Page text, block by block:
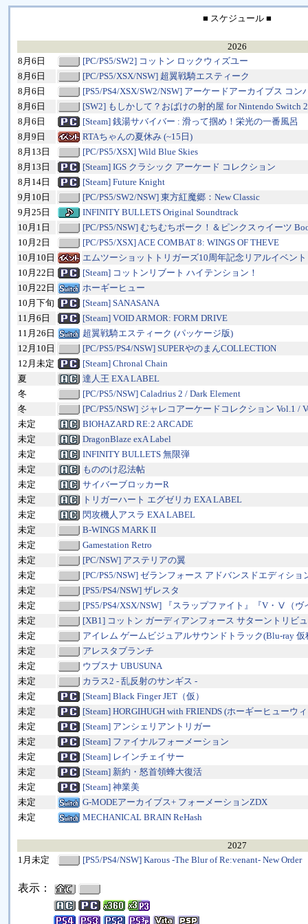
■ スケジュール ■
2026
8月6日
[PC/PS5/SW2] コットン ロックウィズユー
8月6日
[PC/PS5/XSX/NSW] 超翼戦騎エスティーク
8月6日
[PS5/PS4/XSX/SW2/NSW] アーケードアーカイブス コン
8月6日
[SW2] もしかして？おばけの射的屋 for Nintendo Switch 2
8月6日
[Steam] 銭湯サバイバー : 滑って掴め！栄光の一番風呂
8月9日
RTAちゃんの夏休み (~15日)
8月13日
[PC/PS5/XSX] Wild Blue Skies
8月13日
[Steam] IGS クラシック アーケード コレクション
8月14日
[Steam] Future Knight
9月10日
[PC/PS5/SW2/NSW] 東方紅魔郷：New Classic
9月25日
INFINITY BULLETS Original Soundtrack
10月1日
[PC/PS5/NSW] むちむちポーク！＆ピンクスゥイーツ
10月2日
[PC/PS5/XSX] ACE COMBAT 8: WINGS OF THEVE
10月10日
エムツーショットトリガーズ10周年記念リアルイベント
10月22日
[Steam] コットンリブート ハイテンション！
10月22日
ホーギーヒュー
10月下旬
[Steam] SANASANA
11月6日
[Steam] VOID ARMOR: FORM DRIVE
11月26日
超翼戦騎エスティーク (パッケージ版)
12月10日
[PC/PS5/PS4/NSW] SUPERやのまんCOLLECTION
12月未定
[Steam] Chronal Chain
夏
達人王 EXA LABEL
冬
[PC/PS5/NSW] Caladrius 2 / Dark Element
冬
[PC/PS5/NSW] ジャレコアーケードコレクション Vol.1 /
未定
BIOHAZARD RE:2 ARCADE
未定
DragonBlaze exA Label
未定
INFINITY BULLETS 無限弾
未定
もののけ忍法帖
未定
サイバーブロッカーR
未定
トリガーハート エグゼリカ EXA LABEL
未定
閃攻機人アスラ EXA LABEL
未定
B-WINGS MARK II
未定
Gamestation Retro
未定
[PC/NSW] アステリアの翼
未定
[PC/PS5/NSW] ゼランフォース アドバンスドエディショ
未定
[PS5/PS4/NSW] ザレスタ
未定
[PS5/PS4/XSX/NSW] 『スラップファイト』『V・Ⅴ（
未定
[XB1] コットン ガーディアンフォース サターントリビ
未定
アイレム ゲームビジュアルサウンドトラック(Blu-ray 仮
未定
アレスタブランチ
未定
ウブスナ UBUSUNA
未定
カラス2 - 乱反射のサンギス -
未定
[Steam] Black Finger JET（仮）
未定
[Steam] HORGIHUGH with FRIENDS (ホーギーヒューウ
未定
[Steam] アンシェリアントリガー
未定
[Steam] ファイナルフォーメーション
未定
[Steam] レインチェイサー
未定
[Steam] 新約・怒首領蜂大復活
未定
[Steam] 神業美
未定
G-MODEアーカイブス+ フォーメーションZDX
未定
MECHANICAL BRAIN ReHash
2027
1月未定
[PS5/PS4/NSW] Karous -The Blur of Re:venant- New Order
表示：